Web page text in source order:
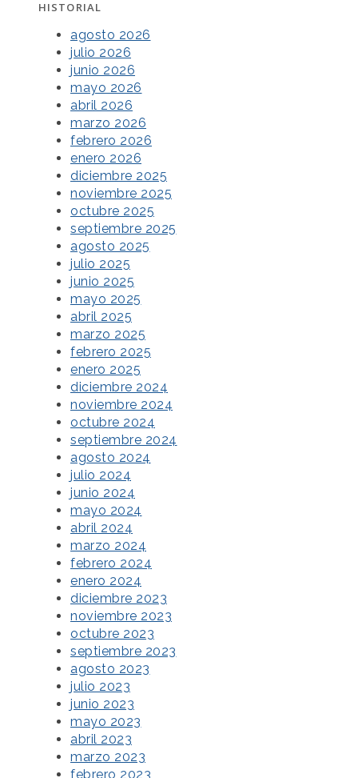
HISTORIAL
agosto 2026
julio 2026
junio 2026
mayo 2026
abril 2026
marzo 2026
febrero 2026
enero 2026
diciembre 2025
noviembre 2025
octubre 2025
septiembre 2025
agosto 2025
julio 2025
junio 2025
mayo 2025
abril 2025
marzo 2025
febrero 2025
enero 2025
diciembre 2024
noviembre 2024
octubre 2024
septiembre 2024
agosto 2024
julio 2024
junio 2024
mayo 2024
abril 2024
marzo 2024
febrero 2024
enero 2024
diciembre 2023
noviembre 2023
octubre 2023
septiembre 2023
agosto 2023
julio 2023
junio 2023
mayo 2023
abril 2023
marzo 2023
febrero 2023